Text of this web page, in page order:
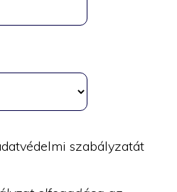
szabályzatát